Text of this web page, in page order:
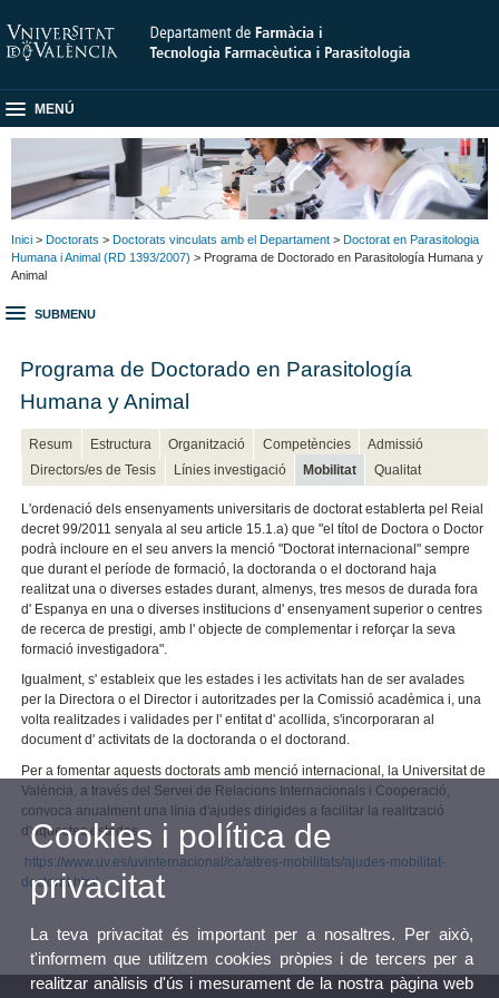
MENÚ
Inici > Doctorats > Doctorats vinculats amb el Departament > Doctorat en Parasitologia
Humana i Animal (RD 1393/2007) > Programa de Doctorado en Parasitología Humana y
Animal
SUBMENU
Programa de Doctorado en Parasitología
Humana y Animal
Resum Estructura Organització Competències
Admissió
Directors/es de Tesis
Línies investigació Mobilitat Qualitat
L'ordenació dels ensenyaments universitaris de doctorat establerta pel Reial
decret 99/2011 senyala al seu article 15.1.a) que "el títol de Doctora o Doctor
podrà incloure en el seu anvers la menció "Doctorat internacional" sempre
que durant el període de formació, la doctoranda o el doctorand haja
realitzat una o diverses estades durant, almenys, tres mesos de durada fora
d' Espanya en una o diverses institucions d' ensenyament superior o centres
de recerca de prestigi, amb l' objecte de complementar i reforçar la seva
formació investigadora".
Igualment, s' estableix que les estades i les activitats han de ser avalades
per la Directora o el Director i autoritzades per la Comissió acadèmica i, una
volta realitzades i validades per l' entitat d' acollida, s'incorporaran al
document d' activitats de la doctoranda o el doctorand.
Per a fomentar aquests doctorats amb menció internacional, la Universitat de
València, a través del Servei de Relacions Internacionals i Cooperació,
convoca anualment una línia d'ajudes dirigides a facilitar la realització
d'aquestes estades.
https://www.uv.es/uvinternacional/ca/altres-mobilitats/ajudes-mobilitat-
doctorat.html
Cookies i política de
privacitat
La teva privacitat és important per a nosaltres. Per això,
t'informem que utilitzem cookies pròpies i de tercers per a
realitzar anàlisis d'ús i mesurament de la nostra pàgina web